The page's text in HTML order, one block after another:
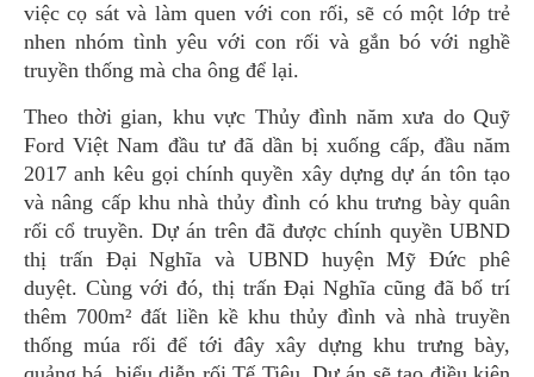
việc cọ sát và làm quen với con rối, sẽ có một lớp trẻ
nhen nhóm tình yêu với con rối và gắn bó với nghề
truyền thống mà cha ông để lại.
Theo thời gian, khu vực Thủy đình năm xưa do Quỹ
Ford Việt Nam đầu tư đã dần bị xuống cấp, đầu năm
2017 anh kêu gọi chính quyền xây dựng dự án tôn tạo
và nâng cấp khu nhà thủy đình có khu trưng bày quân
rối cổ truyền. Dự án trên đã được chính quyền UBND
thị trấn Đại Nghĩa và UBND huyện Mỹ Đức phê
duyệt. Cùng với đó, thị trấn Đại Nghĩa cũng đã bố trí
thêm 700m² đất liền kề khu thủy đình và nhà truyền
thống múa rối để tới đây xây dựng khu trưng bày,